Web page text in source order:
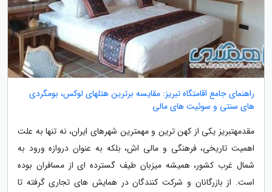
راهنمای جامع اقامتگاه تبریز: مقایسه برترین هتلهای لوکس، بومگردی
های سنتی و سوئیت های مالی
مقدمهتبریز یکی از کهن ترین و مهمترین شهرهای ایران، نه تنها به علت
اهمیت تاریخی، فرهنگی و مالی اش، بلکه به عنوان دروازه ورود به
شمال غرب کشور، همیشه میزبان طیف گسترده ای از مسافران بوده
است. از بازرگانان و شرکت کنندگان در همایش های تجاری گرفته تا